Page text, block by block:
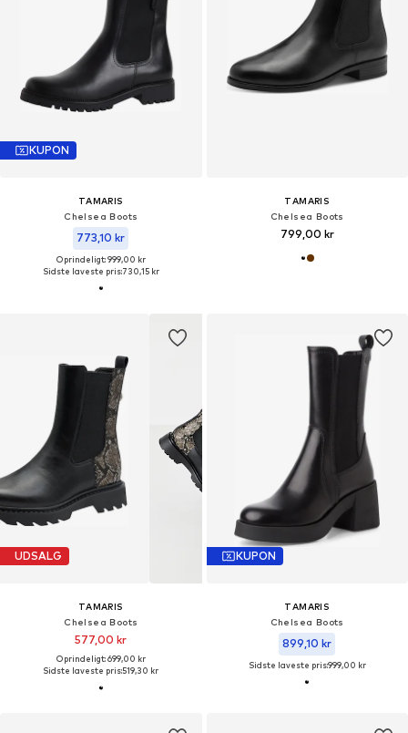
KUPON
TAMARIS
Chelsea Boots
773,10 kr
Oprindeligt: 999,00 kr
Sidste laveste pris:730,15 kr
TAMARIS
Chelsea Boots
799,00 kr
UDSALG
TAMARIS
Chelsea Boots
577,00 kr
Oprindeligt: 699,00 kr
Sidste laveste pris:519,30 kr
KUPON
TAMARIS
Chelsea Boots
899,10 kr
Sidste laveste pris:999,00 kr